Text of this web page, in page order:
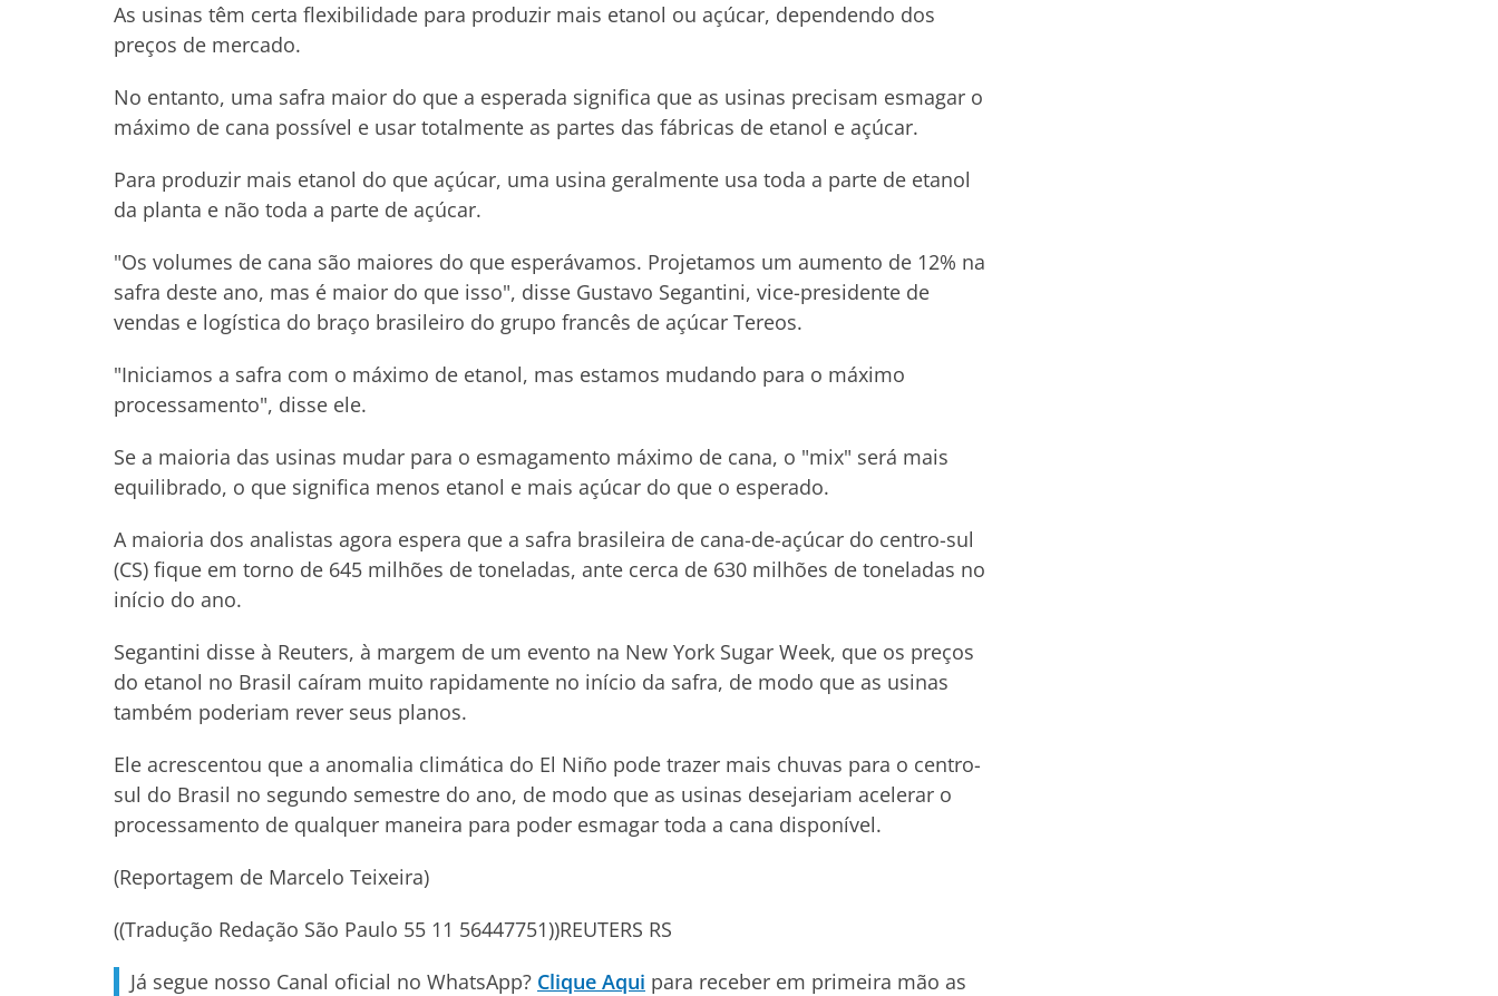
As usinas têm certa flexibilidade para produzir mais etanol ou açúcar, dependendo dos
preços de mercado.
No entanto, uma safra maior do que a esperada significa que as usinas precisam esmagar o
máximo de cana possível e usar totalmente as partes das fábricas de etanol e açúcar.
Para produzir mais etanol do que açúcar, uma usina geralmente usa toda a parte de etanol
da planta e não toda a parte de açúcar.
"Os volumes de cana são maiores do que esperávamos. Projetamos um aumento de 12% na
safra deste ano, mas é maior do que isso", disse Gustavo Segantini, vice-presidente de
vendas e logística do braço brasileiro do grupo francês de açúcar Tereos.
"Iniciamos a safra com o máximo de etanol, mas estamos mudando para o máximo
processamento", disse ele.
Se a maioria das usinas mudar para o esmagamento máximo de cana, o "mix" será mais
equilibrado, o que significa menos etanol e mais açúcar do que o esperado.
A maioria dos analistas agora espera que a safra brasileira de cana-de-açúcar do centro-sul
(CS) fique em torno de 645 milhões de toneladas, ante cerca de 630 milhões de toneladas no
início do ano.
Segantini disse à Reuters, à margem de um evento na New York Sugar Week, que os preços
do etanol no Brasil caíram muito rapidamente no início da safra, de modo que as usinas
também poderiam rever seus planos.
Ele acrescentou que a anomalia climática do El Niño pode trazer mais chuvas para o centro-
sul do Brasil no segundo semestre do ano, de modo que as usinas desejariam acelerar o
processamento de qualquer maneira para poder esmagar toda a cana disponível.
(Reportagem de Marcelo Teixeira)
((Tradução Redação São Paulo 55 11 56447751))REUTERS RS
Já segue nosso Canal oficial no WhatsApp? Clique Aqui para receber em primeira mão as